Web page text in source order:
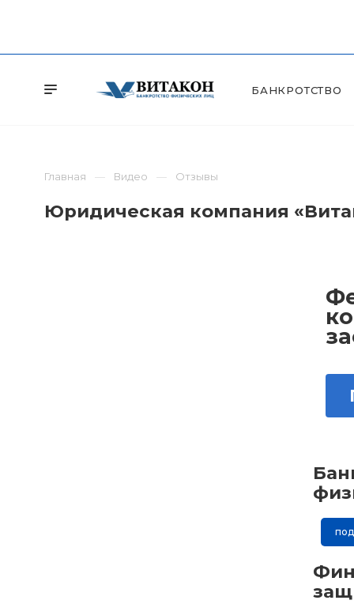
БАНКРОТСТВО
Главная Видео Отзывы
Юридическая компания